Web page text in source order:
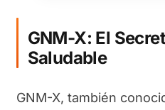
GNM-X: El
Saludable
GNM-X, también